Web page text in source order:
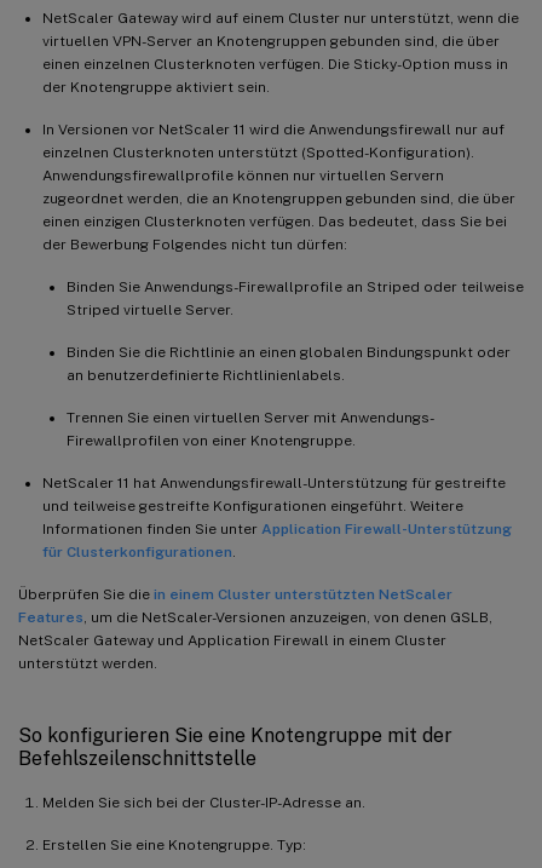
NetScaler Gateway wird auf einem Cluster nur unterstützt, wenn die
virtuellen VPN-Server an Knotengruppen gebunden sind, die über
einen einzelnen Clusterknoten verfügen. Die Sticky-Option muss in
der Knotengruppe aktiviert sein.
In Versionen vor NetScaler 11 wird die Anwendungsfirewall nur auf
einzelnen Clusterknoten unterstützt (Spotted-Konfiguration).
Anwendungsfirewallprofile können nur virtuellen Servern
zugeordnet werden, die an Knotengruppen gebunden sind, die über
einen einzigen Clusterknoten verfügen. Das bedeutet, dass Sie bei
der Bewerbung Folgendes nicht tun dürfen:
Binden Sie Anwendungs-Firewallprofile an Striped oder teilweise
Striped virtuelle Server.
Binden Sie die Richtlinie an einen globalen Bindungspunkt oder
an benutzerdefinierte Richtlinienlabels.
Trennen Sie einen virtuellen Server mit Anwendungs-
Firewallprofilen von einer Knotengruppe.
NetScaler 11 hat Anwendungsfirewall-Unterstützung für gestreifte
und teilweise gestreifte Konfigurationen eingeführt. Weitere
Informationen finden Sie unter Application Firewall-Unterstützung
für Clusterkonfigurationen
Überprüfen Sie die in einem Cluster unterstützten NetScaler
Features , um die NetScaler-Versionen anzuzeigen, von denen GSLB,
NetScaler Gateway und Application Firewall in einem Cluster
unterstützt werden.
So konfigurieren Sie eine Knotengruppe mit der
Befehlszeilenschnittstelle
Melden Sie sich bei der Cluster-IP-Adresse an.
Erstellen Sie eine Knotengruppe. Typ: